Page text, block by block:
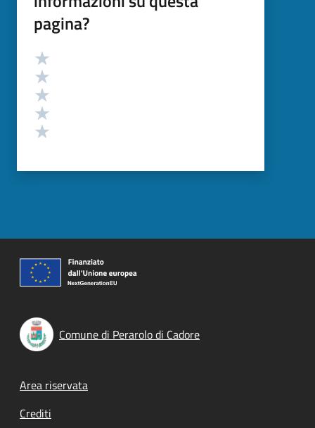
pagina?
Valutazione
Comune di Perarolo di Cadore
Footer menu
Area riservata
Crediti